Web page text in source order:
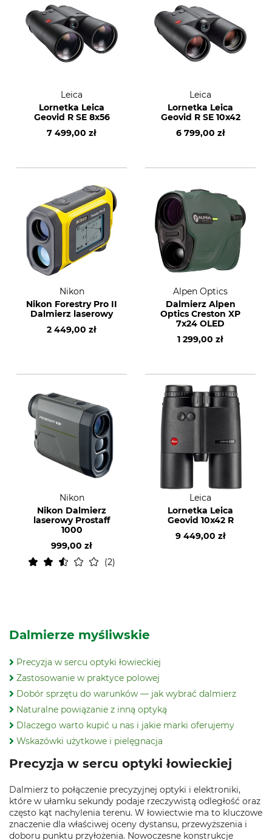
Leica
Lornetka Leica
Geovid R SE 8x56
7 499,00 zł
Leica
Lornetka Leica
Geovid R SE 10x42
6 799,00 zł
Nikon
Nikon Forestry Pro II
Dalmierz laserowy
2 449,00 zł
Alpen Optics
Dalmierz Alpen
Optics Creston XP
7x24 OLED
1 299,00 zł
Nikon
Nikon Dalmierz
laserowy Prostaff
1000
999,00 zł
2
Leica
Lornetka Leica
Geovid 10x42 R
9 449,00 zł
Dalmierze myśliwskie
Precyzja w sercu optyki łowieckiej
Zastosowanie w praktyce polowej
Dobór sprzętu do warunków — jak wybrać dalmierz
Naturalne powiązanie z inną optyką
Dlaczego warto kupić u nas i jakie marki oferujemy
Wskazówki użytkowe i pielęgnacja
Precyzja w sercu optyki łowieckiej
Dalmierz to połączenie precyzyjnej optyki i elektroniki,
które w ułamku sekundy podaje rzeczywistą odległość oraz
często kąt nachylenia terenu. W łowiectwie ma to kluczowe
znaczenie dla właściwej oceny dystansu, przewyższenia i
doboru punktu przyłożenia. Nowoczesne konstrukcje